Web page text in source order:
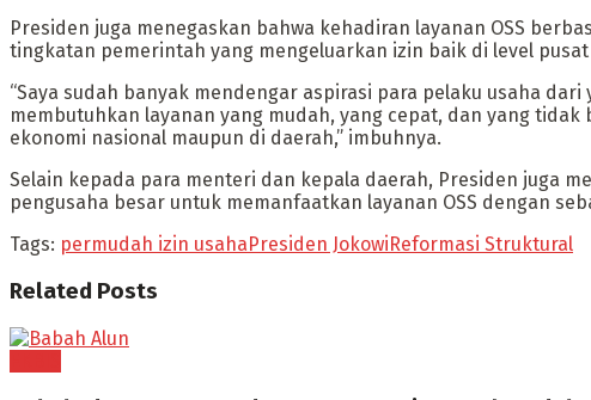
Presiden juga menegaskan bahwa kehadiran layanan OSS
tingkatan pemerintah yang mengeluarkan izin baik di level
“Saya sudah banyak mendengar aspirasi para pelaku usaha
membutuhkan layanan yang mudah, yang cepat, dan yang
ekonomi nasional maupun di daerah,” imbuhnya.
Selain kepada para menteri dan kepala daerah, Presiden juga
pengusaha besar untuk memanfaatkan layanan OSS dengan
Tags: permudah izin usaha Presiden Jokowi Reformasi Struktural
Related Posts